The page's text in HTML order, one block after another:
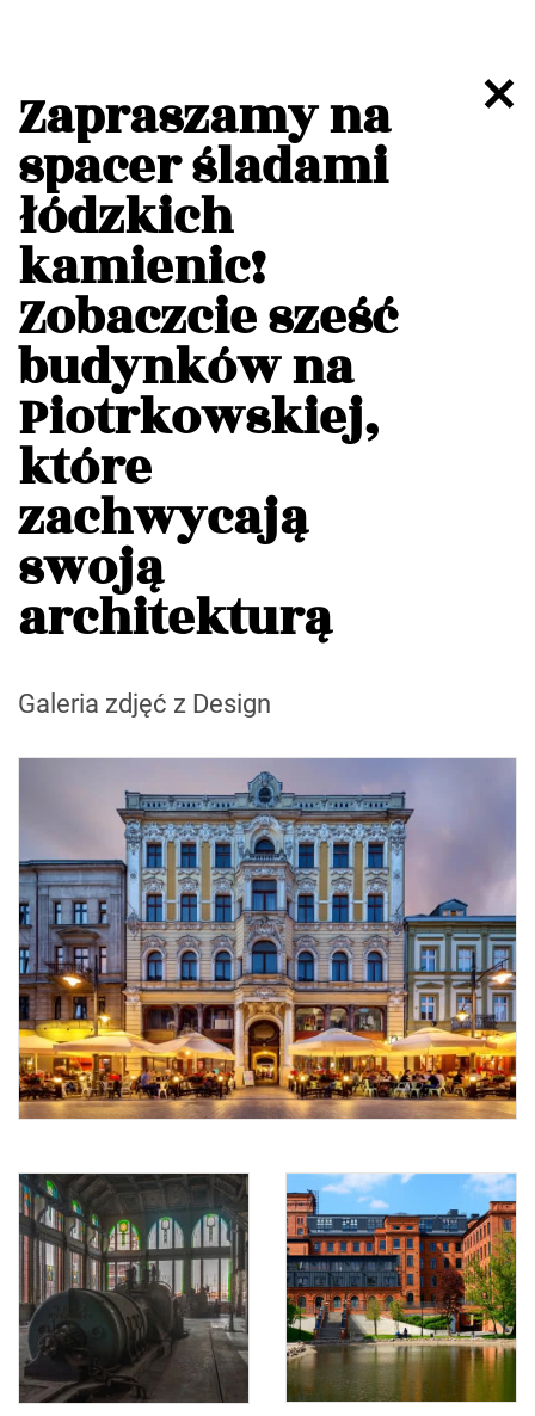
Zapraszamy na
spacer śladami
łódzkich
kamienic!
Zobaczcie sześć
budynków na
Piotrkowskiej,
które
zachwycają
swoją
architekturą
Galeria zdjęć z Design